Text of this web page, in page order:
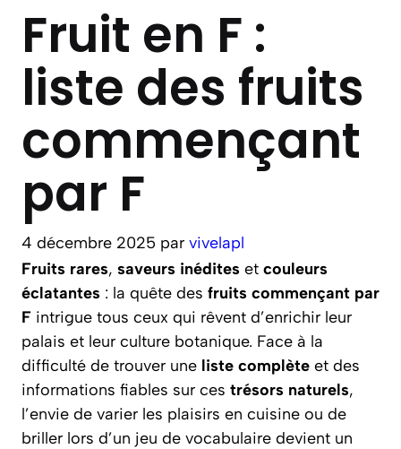
Fruit en F :
liste des fruits
commençant
par F
4 décembre 2025 par vivelapl
Fruits rares, saveurs inédites et couleurs
éclatantes : la quête des fruits commençant par
F intrigue tous ceux qui rêvent d’enrichir leur
palais et leur culture botanique. Face à la
difficulté de trouver une liste complète et des
informations fiables sur ces trésors naturels,
l’envie de varier les plaisirs en cuisine ou de
briller lors d’un jeu de vocabulaire devient un